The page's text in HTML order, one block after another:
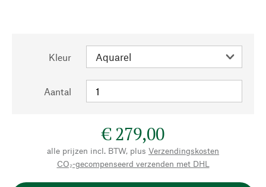
Kleur
Aantal
€ 279,00
alle prijzen incl. BTW, plus Verzendingskosten
CO₂-gecompenseerd verzenden met DHL